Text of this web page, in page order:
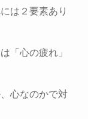
は２要素あり
「心の疲れ」
心なのかで対